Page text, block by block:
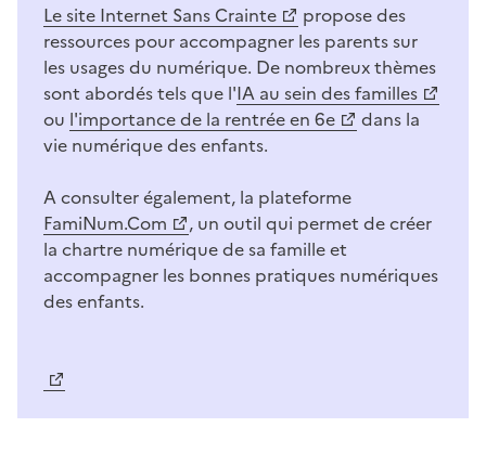
Le site Internet Sans Crainte
propose des
ressources pour accompagner les parents sur
les usages du numérique. De nombreux thèmes
sont abordés tels que l'IA au sein des familles
ou l'importance de la rentrée en 6e
dans la
vie numérique des enfants.
A consulter également, la plateforme
FamiNum.Com
, un outil qui permet de créer
la chartre numérique de sa famille et
accompagner les bonnes pratiques numériques
des enfants.